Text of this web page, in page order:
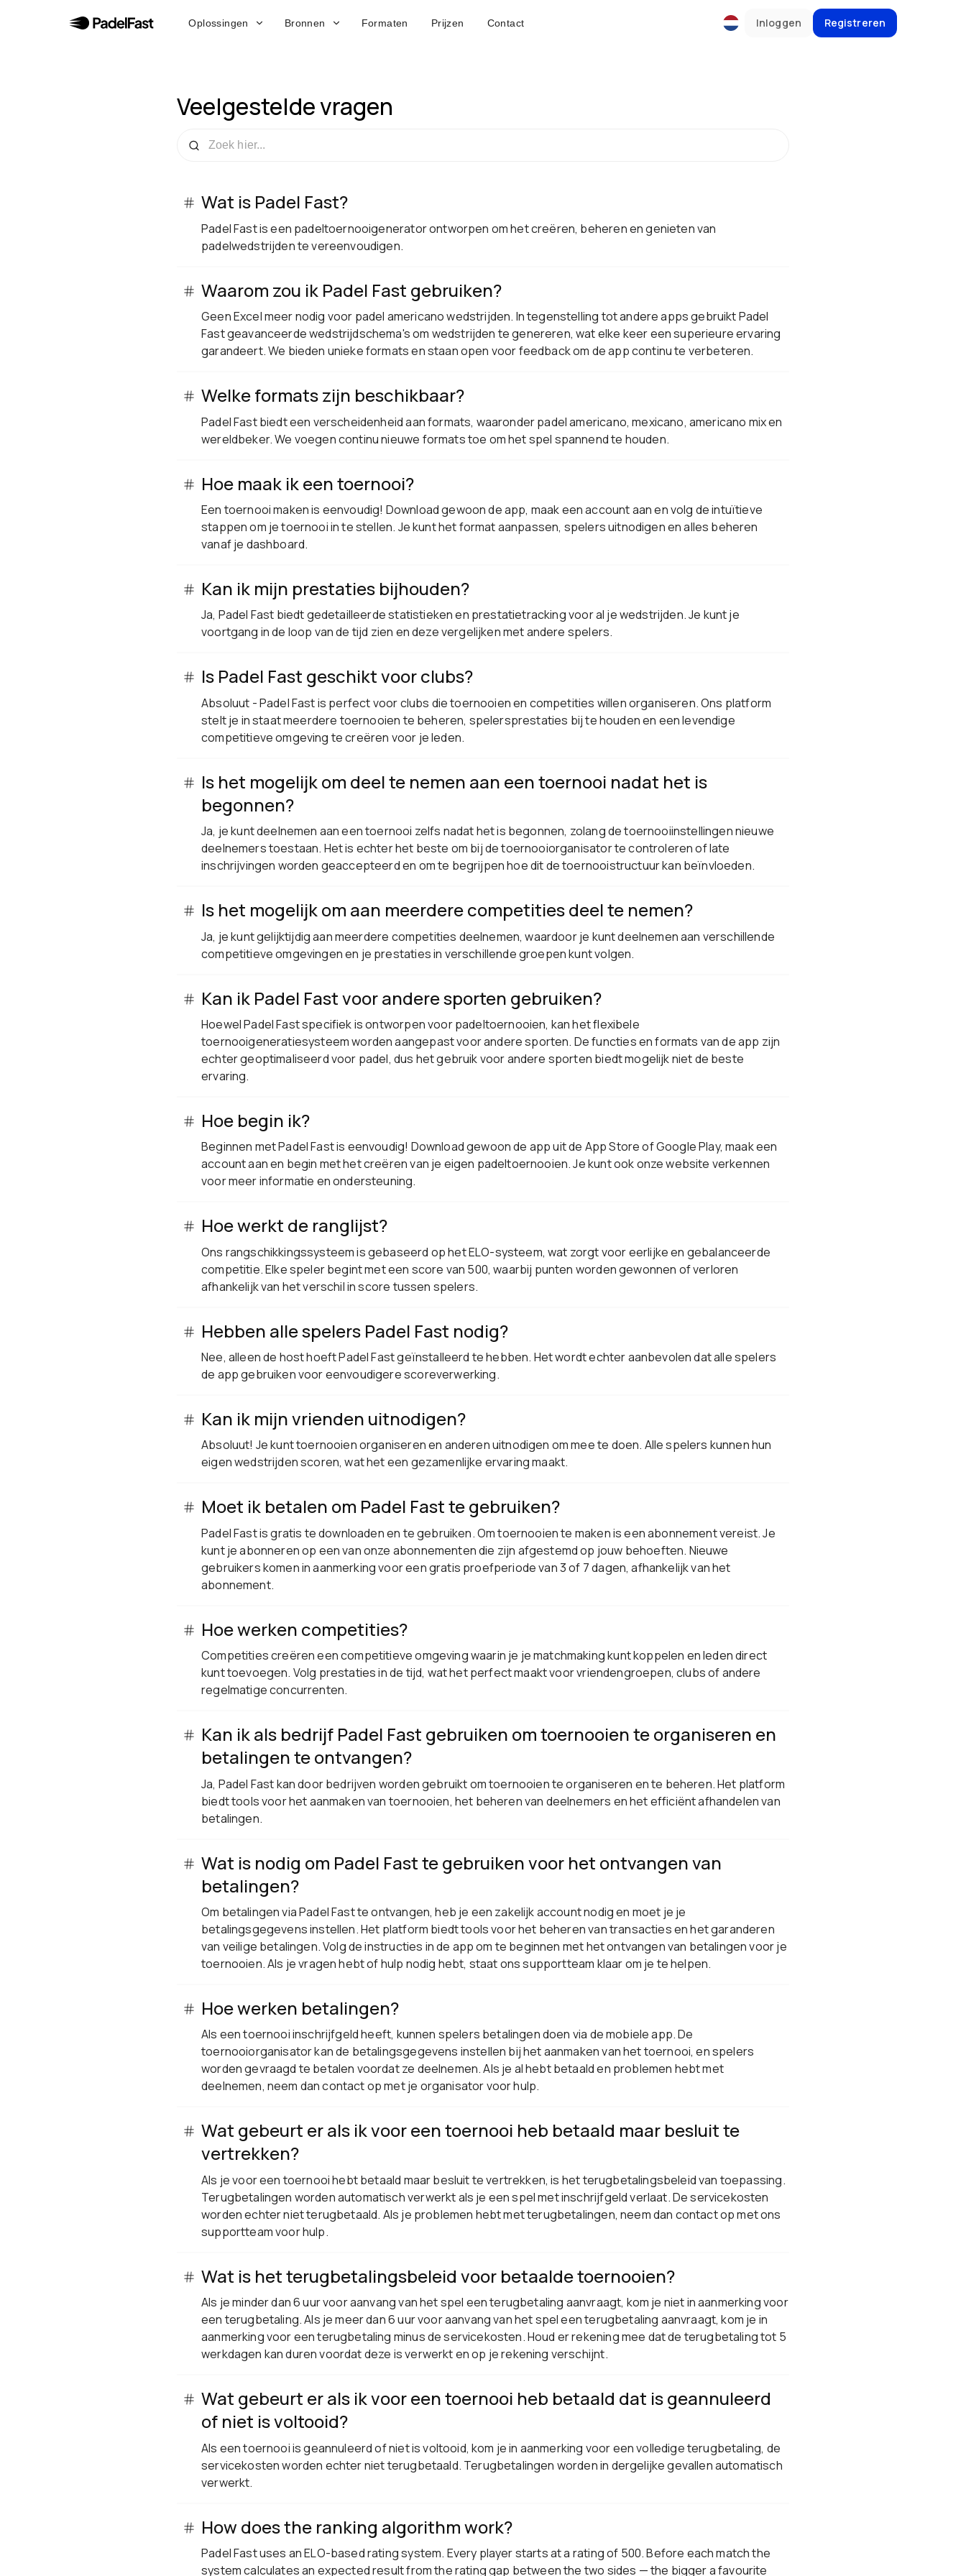
Oplossingen Bronnen Formaten Prijzen Contact Inloggen Registreren
Veelgestelde vragen
Wat is Padel Fast?
Padel Fast is een padeltoernooigenerator ontworpen om het creëren, beheren en genieten van
padelwedstrijden te vereenvoudigen.
Waarom zou ik Padel Fast gebruiken?
Geen Excel meer nodig voor padel americano wedstrijden. In tegenstelling tot andere apps gebruikt Padel
Fast geavanceerde wedstrijdschema's om wedstrijden te genereren, wat elke keer een superieure ervaring
garandeert. We bieden unieke formats en staan open voor feedback om de app continu te verbeteren.
Welke formats zijn beschikbaar?
Padel Fast biedt een verscheidenheid aan formats, waaronder padel americano, mexicano, americano mix en
wereldbeker. We voegen continu nieuwe formats toe om het spel spannend te houden.
Hoe maak ik een toernooi?
Een toernooi maken is eenvoudig! Download gewoon de app, maak een account aan en volg de intuïtieve
stappen om je toernooi in te stellen. Je kunt het format aanpassen, spelers uitnodigen en alles beheren
vanaf je dashboard.
Kan ik mijn prestaties bijhouden?
Ja, Padel Fast biedt gedetailleerde statistieken en prestatietracking voor al je wedstrijden. Je kunt je
voortgang in de loop van de tijd zien en deze vergelijken met andere spelers.
Is Padel Fast geschikt voor clubs?
Absoluut - Padel Fast is perfect voor clubs die toernooien en competities willen organiseren. Ons platform
stelt je in staat meerdere toernooien te beheren, spelersprestaties bij te houden en een levendige
competitieve omgeving te creëren voor je leden.
Is het mogelijk om deel te nemen aan een toernooi nadat het is
begonnen?
Ja, je kunt deelnemen aan een toernooi zelfs nadat het is begonnen, zolang de toernooiinstellingen nieuwe
deelnemers toestaan. Het is echter het beste om bij de toernooiorganisator te controleren of late
inschrijvingen worden geaccepteerd en om te begrijpen hoe dit de toernooistructuur kan beïnvloeden.
Is het mogelijk om aan meerdere competities deel te nemen?
Ja, je kunt gelijktijdig aan meerdere competities deelnemen, waardoor je kunt deelnemen aan verschillende
competitieve omgevingen en je prestaties in verschillende groepen kunt volgen.
Kan ik Padel Fast voor andere sporten gebruiken?
Hoewel Padel Fast specifiek is ontworpen voor padeltoernooien, kan het flexibele
toernooigeneratiesysteem worden aangepast voor andere sporten. De functies en formats van de app zijn
echter geoptimaliseerd voor padel, dus het gebruik voor andere sporten biedt mogelijk niet de beste
ervaring.
Hoe begin ik?
Beginnen met Padel Fast is eenvoudig! Download gewoon de app uit de App Store of Google Play, maak een
account aan en begin met het creëren van je eigen padeltoernooien. Je kunt ook onze website verkennen
voor meer informatie en ondersteuning.
Hoe werkt de ranglijst?
Ons rangschikkingssysteem is gebaseerd op het ELO-systeem, wat zorgt voor eerlijke en gebalanceerde
competitie. Elke speler begint met een score van 500, waarbij punten worden gewonnen of verloren
afhankelijk van het verschil in score tussen spelers.
Hebben alle spelers Padel Fast nodig?
Nee, alleen de host hoeft Padel Fast geïnstalleerd te hebben. Het wordt echter aanbevolen dat alle spelers
de app gebruiken voor eenvoudigere scoreverwerking.
Kan ik mijn vrienden uitnodigen?
Absoluut! Je kunt toernooien organiseren en anderen uitnodigen om mee te doen. Alle spelers kunnen hun
eigen wedstrijden scoren, wat het een gezamenlijke ervaring maakt.
Moet ik betalen om Padel Fast te gebruiken?
Padel Fast is gratis te downloaden en te gebruiken. Om toernooien te maken is een abonnement vereist. Je
kunt je abonneren op een van onze abonnementen die zijn afgestemd op jouw behoeften. Nieuwe
gebruikers komen in aanmerking voor een gratis proefperiode van 3 of 7 dagen, afhankelijk van het
abonnement.
Hoe werken competities?
Competities creëren een competitieve omgeving waarin je je matchmaking kunt koppelen en leden direct
kunt toevoegen. Volg prestaties in de tijd, wat het perfect maakt voor vriendengroepen, clubs of andere
regelmatige concurrenten.
Kan ik als bedrijf Padel Fast gebruiken om toernooien te organiseren en
betalingen te ontvangen?
Ja, Padel Fast kan door bedrijven worden gebruikt om toernooien te organiseren en te beheren. Het platform
biedt tools voor het aanmaken van toernooien, het beheren van deelnemers en het efficiënt afhandelen van
betalingen.
Wat is nodig om Padel Fast te gebruiken voor het ontvangen van
betalingen?
Om betalingen via Padel Fast te ontvangen, heb je een zakelijk account nodig en moet je je
betalingsgegevens instellen. Het platform biedt tools voor het beheren van transacties en het garanderen
van veilige betalingen. Volg de instructies in de app om te beginnen met het ontvangen van betalingen voor je
toernooien. Als je vragen hebt of hulp nodig hebt, staat ons supportteam klaar om je te helpen.
Hoe werken betalingen?
Als een toernooi inschrijfgeld heeft, kunnen spelers betalingen doen via de mobiele app. De
toernooiorganisator kan de betalingsgegevens instellen bij het aanmaken van het toernooi, en spelers
worden gevraagd te betalen voordat ze deelnemen. Als je al hebt betaald en problemen hebt met
deelnemen, neem dan contact op met je organisator voor hulp.
Wat gebeurt er als ik voor een toernooi heb betaald maar besluit te
vertrekken?
Als je voor een toernooi hebt betaald maar besluit te vertrekken, is het terugbetalingsbeleid van toepassing.
Terugbetalingen worden automatisch verwerkt als je een spel met inschrijfgeld verlaat. De servicekosten
worden echter niet terugbetaald. Als je problemen hebt met terugbetalingen, neem dan contact op met ons
supportteam voor hulp.
Wat is het terugbetalingsbeleid voor betaalde toernooien?
Als je minder dan 6 uur voor aanvang van het spel een terugbetaling aanvraagt, kom je niet in aanmerking voor
een terugbetaling. Als je meer dan 6 uur voor aanvang van het spel een terugbetaling aanvraagt, kom je in
aanmerking voor een terugbetaling minus de servicekosten. Houd er rekening mee dat de terugbetaling tot 5
werkdagen kan duren voordat deze is verwerkt en op je rekening verschijnt.
Wat gebeurt er als ik voor een toernooi heb betaald dat is geannuleerd
of niet is voltooid?
Als een toernooi is geannuleerd of niet is voltooid, kom je in aanmerking voor een volledige terugbetaling, de
servicekosten worden echter niet terugbetaald. Terugbetalingen worden in dergelijke gevallen automatisch
verwerkt.
How does the ranking algorithm work?
Padel Fast uses an ELO-based rating system. Every player starts at a rating of 500. Before each match the
system calculates an expected result from the rating gap between the two sides — the bigger a favourite